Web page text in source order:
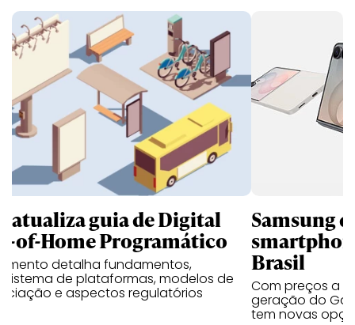
atualiza guia de Digital
of-Home Programático
detalha fundamentos,
de plataformas, modelos de
e aspectos regulatórios
Samsung
Brasil
Com preços a
geração do
tem novas